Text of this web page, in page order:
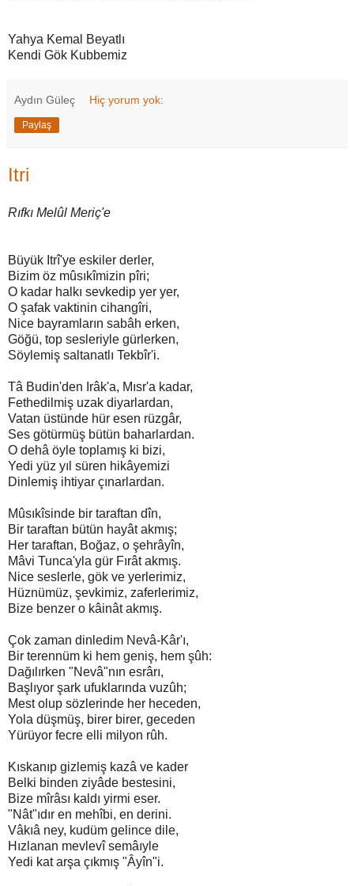
Yahya Kemal Beyatlı
Kendi Gök Kubbemiz
Aydın Güleç Hiç yorum yok:
Paylaş
Itri
Rıfkı Melûl Meriç'e
Büyük Itrî'ye eskiler derler,
Bizim öz mûsıkîmizin pîri;
O kadar halkı sevkedip yer yer,
O şafak vaktinin cihangîri,
Nice bayramların sabâh erken,
Göğü, top sesleriyle gürlerken,
Söylemiş saltanatlı Tekbîr'i.
Tâ Budin'den Irâk'a, Mısr'a kadar,
Fethedilmiş uzak diyarlardan,
Vatan üstünde hür esen rüzgâr,
Ses götürmüş bütün baharlardan.
O dehâ öyle toplamış ki bizi,
Yedi yüz yıl süren hikâyemizi
Dinlemiş ihtiyar çınarlardan.
Mûsıkîsinde bir taraftan dîn,
Bir taraftan bütün hayât akmış;
Her taraftan, Boğaz, o şehrâyîn,
Mâvi Tunca'yla gür Fırât akmış.
Nice seslerle, gök ve yerlerimiz,
Hüznümüz, şevkimiz, zaferlerimiz,
Bize benzer o kâinât akmış.
Çok zaman dinledim Nevâ-Kâr'ı,
Bir terennüm ki hem geniş, hem şûh:
Dağılırken "Nevâ"nın esrârı,
Başlıyor şark ufuklarında vuzûh;
Mest olup sözlerinde her heceden,
Yola düşmüş, birer birer, geceden
Yürüyor fecre elli milyon rûh.
Kıskanıp gizlemiş kazâ ve kader
Belki binden ziyâde bestesini,
Bize mîrâsı kaldı yirmi eser.
"Nât"ıdır en mehîbi, en derini.
Vâkıâ ney, kudüm gelince dile,
Hızlanan mevlevî semâıyle
Yedi kat arşa çıkmış "Âyîn"i.